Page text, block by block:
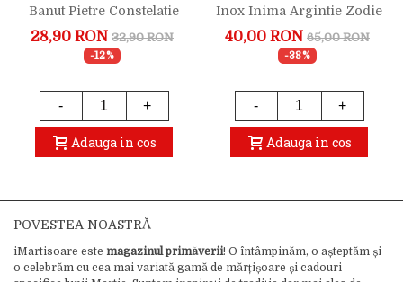
Banut Pietre Constelatie
Rac Auriu
28,90 RON 32,90 RON
-12%
- +
Adauga in cos
Inox Inima Argintie Zodie
Balanta
40,00 RON 65,00 RON
-38%
- +
Adauga in cos
POVESTEA NOASTRĂ
iMartisoare este magazinul primăverii! O întâmpinăm, o așteptăm și
o celebrăm cu cea mai variată gamă de mărțișoare și cadouri